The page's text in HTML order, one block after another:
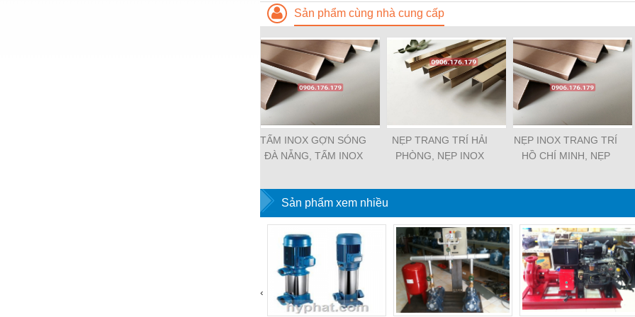
Sản phẩm cùng nhà cung cấp
TẤM INOX GỢN SÓNG
ĐÀ NẴNG, TẤM INOX
INOX ỐP TRẦN ĐÀ
NẴNG
NẸP TRANG TRÍ HẢI
PHÒNG, NẸP INOX
PHÒNG, NẸP ỐP
NẸP INOX TRANG TRÍ
HỒ CHÍ MINH, NẸP
MINH, NẸP ỐP TRẦN
Sản phẩm xem nhiều
‹